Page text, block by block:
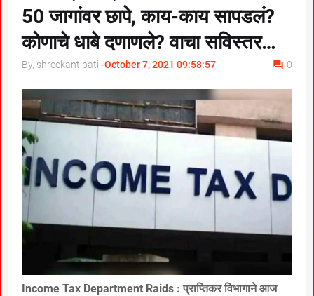
50 जागांवर छापे, काय-काय सापडलं?
कोणाचे धाबे दणाणले? वाचा सविस्तर…
By, shreekant patil -October 7, 2021 09:58:57 0
Income Tax Department Raids : प्राप्तिकर विभागाने आज